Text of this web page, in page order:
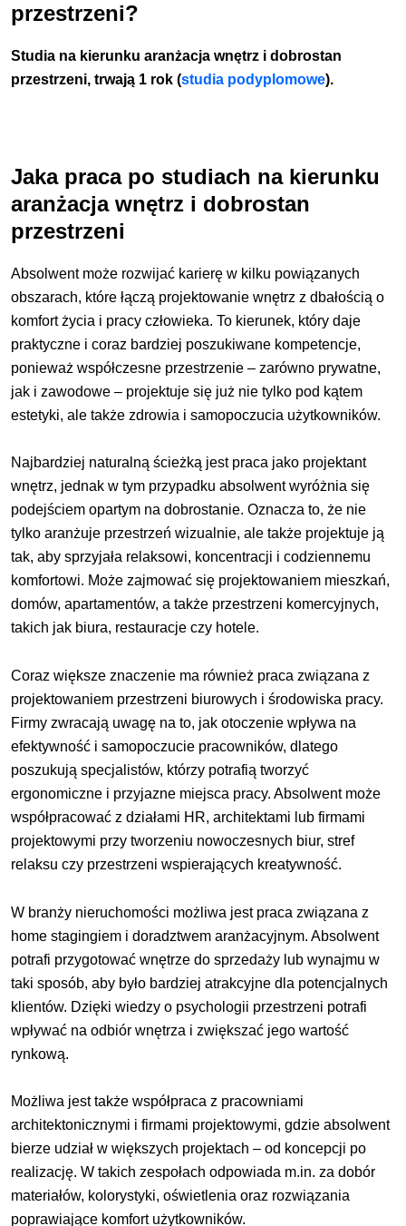
przestrzeni?
Studia na kierunku aranżacja wnętrz i dobrostan
przestrzeni, trwają 1 rok(studia podyplomowe).
Jaka praca po studiach na kierunku
aranżacja wnętrz i dobrostan
przestrzeni
Absolwent może rozwijać karierę w kilku powiązanych
obszarach, które łączą projektowanie wnętrz z dbałością o
komfort życia i pracy człowieka. To kierunek, który daje
praktyczne i coraz bardziej poszukiwane kompetencje,
ponieważ współczesne przestrzenie – zarówno prywatne,
jak i zawodowe – projektuje się już nie tylko pod kątem
estetyki, ale także zdrowia i samopoczucia użytkowników.
Najbardziej naturalną ścieżką jest praca jako projektant
wnętrz, jednak w tym przypadku absolwent wyróżnia się
podejściem opartym na dobrostanie. Oznacza to, że nie
tylko aranżuje przestrzeń wizualnie, ale także projektuje ją
tak, aby sprzyjała relaksowi, koncentracji i codziennemu
komfortowi. Może zajmować się projektowaniem mieszkań,
domów, apartamentów, a także przestrzeni komercyjnych,
takich jak biura, restauracje czy hotele.
Coraz większe znaczenie ma również praca związana z
projektowaniem przestrzeni biurowych i środowiska pracy.
Firmy zwracają uwagę na to, jak otoczenie wpływa na
efektywność i samopoczucie pracowników, dlatego
poszukują specjalistów, którzy potrafią tworzyć
ergonomiczne i przyjazne miejsca pracy. Absolwent może
współpracować z działami HR, architektami lub firmami
projektowymi przy tworzeniu nowoczesnych biur, stref
relaksu czy przestrzeni wspierających kreatywność.
W branży nieruchomości możliwa jest praca związana z
home stagingiem i doradztwem aranżacyjnym. Absolwent
potrafi przygotować wnętrze do sprzedaży lub wynajmu w
taki sposób, aby było bardziej atrakcyjne dla potencjalnych
klientów. Dzięki wiedzy o psychologii przestrzeni potrafi
wpływać na odbiór wnętrza i zwiększać jego wartość
rynkową.
Możliwa jest także współpraca z pracowniami
architektonicznymi i firmami projektowymi, gdzie absolwent
bierze udział w większych projektach – od koncepcji po
realizację. W takich zespołach odpowiada m.in. za dobór
materiałów, kolorystyki, oświetlenia oraz rozwiązania
poprawiające komfort użytkowników.